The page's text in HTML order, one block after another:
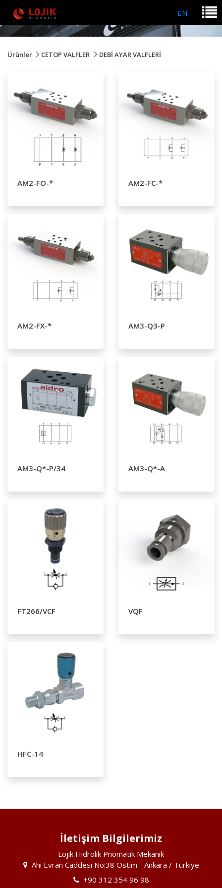
EN
Ürünler CETOP VALFLER DEBİ AYAR VALFLERİ
AM2-FO-* AM2-FC-*
AM2-FX-* AM3-Q3-P
AM3-Q*-P/34 AM3-Q*-A
FT266/VCF VQF
HFC-14
İletişim Bilgilerimiz
Lojik Hidrolik Pnömatik Mekanik
Ahi Evran Caddesi No:38 Ostim - Ankara / Türkiye
+90 312 354 96 98